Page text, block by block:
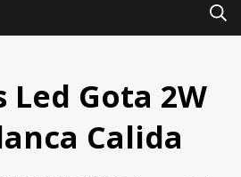
Led Gota 2W
Calida